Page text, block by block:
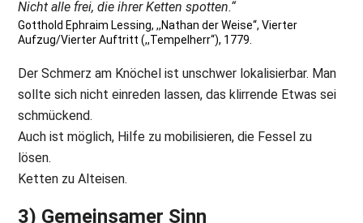
Nicht alle frei, die ihrer Ketten spotten.“
Gotthold Ephraim Lessing, ,,Nathan der Weise“, Vierter
Aufzug/Vierter Auftritt (,,Tempelherr“), 1779.
Der Schmerz am Knöchel ist unschwer lokalisierbar. Man
sollte sich nicht einreden lassen, das klirrende Etwas sei
schmückend.
Auch ist möglich, Hilfe zu mobilisieren, die Fessel zu
lösen.
Ketten zu Alteisen.
3) Gemeinsamer Sinn